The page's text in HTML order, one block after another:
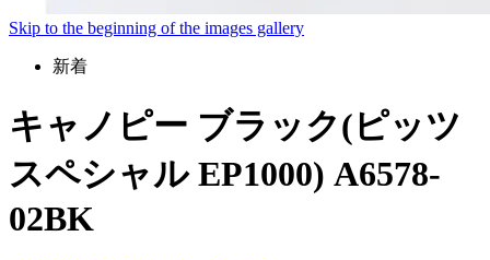
Skip to the beginning of the images gallery
新着
キャノピー ブラック(ピッツ
スペシャル EP1000) A6578-
02BK